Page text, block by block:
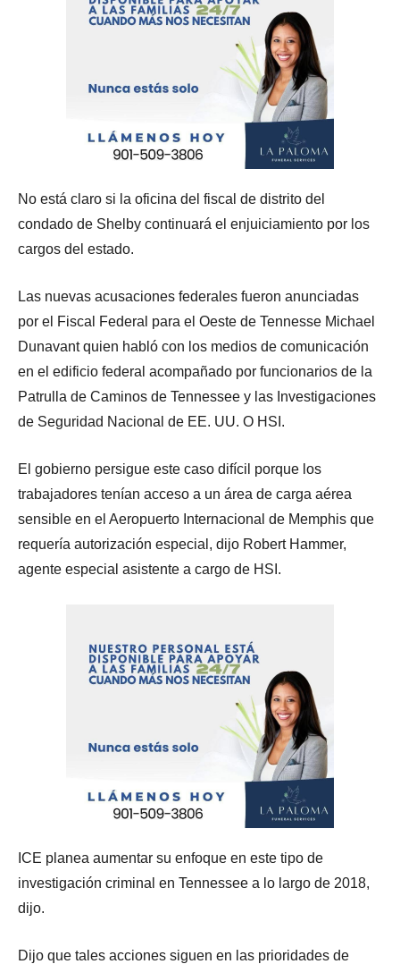
No está claro si la oficina del fiscal de distrito del
condado de Shelby continuará el enjuiciamiento por los
cargos del estado.
Las nuevas acusaciones federales fueron anunciadas
por el Fiscal Federal para el Oeste de Tennesse Michael
Dunavant quien habló con los medios de comunicación
en el edificio federal acompañado por funcionarios de la
Patrulla de Caminos de Tennessee y las Investigaciones
de Seguridad Nacional de EE. UU. O HSI.
El gobierno persigue este caso difícil porque los
trabajadores tenían acceso a un área de carga aérea
sensible en el Aeropuerto Internacional de Memphis que
requería autorización especial, dijo Robert Hammer,
agente especial asistente a cargo de HSI.
ICE planea aumentar su enfoque en este tipo de
investigación criminal en Tennessee a lo largo de 2018,
dijo.
Dijo que tales acciones siguen en las prioridades de